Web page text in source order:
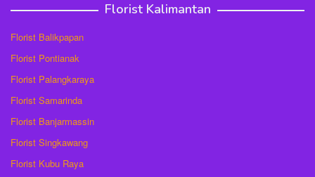
Florist Kalimantan
Florist Balikpapan
Florist Pontianak
Florist Palangkaraya
Florist Samarinda
Florist Banjarmassin
Florist Singkawang
Florist Kubu Raya